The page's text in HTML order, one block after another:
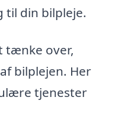
til din bilpleje.
tænke over,
bilplejen. Her
tjenester